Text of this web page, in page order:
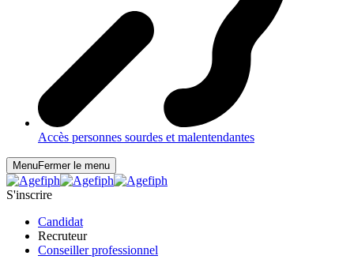
Accès personnes sourdes et malentendantes
MenuFermer le menu
S'inscrire
Candidat
Recruteur
Conseiller professionnel